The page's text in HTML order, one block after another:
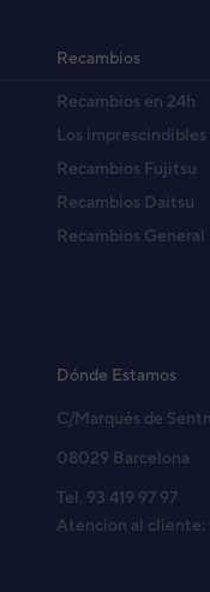
Recambios
Recambios en 24h
Los imprescindibles
Recambios Fujitsu
Recambios Daitsu
Recambios General
Dónde Estamos
C/Marqués de
08029 Barcelona
Tel. 93 419 97 97
Atencion al cliente: